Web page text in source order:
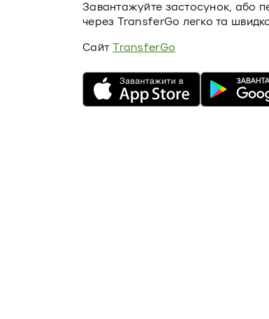
Завантажуйте застосунок, або
через TransferGo легко та
СайтTransferGo